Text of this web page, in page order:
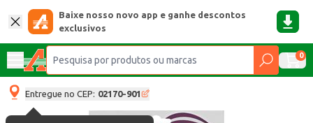
Baixe nosso novo app e ganhe descontos
exclusivos
0
Entregue no CEP: 02170-901